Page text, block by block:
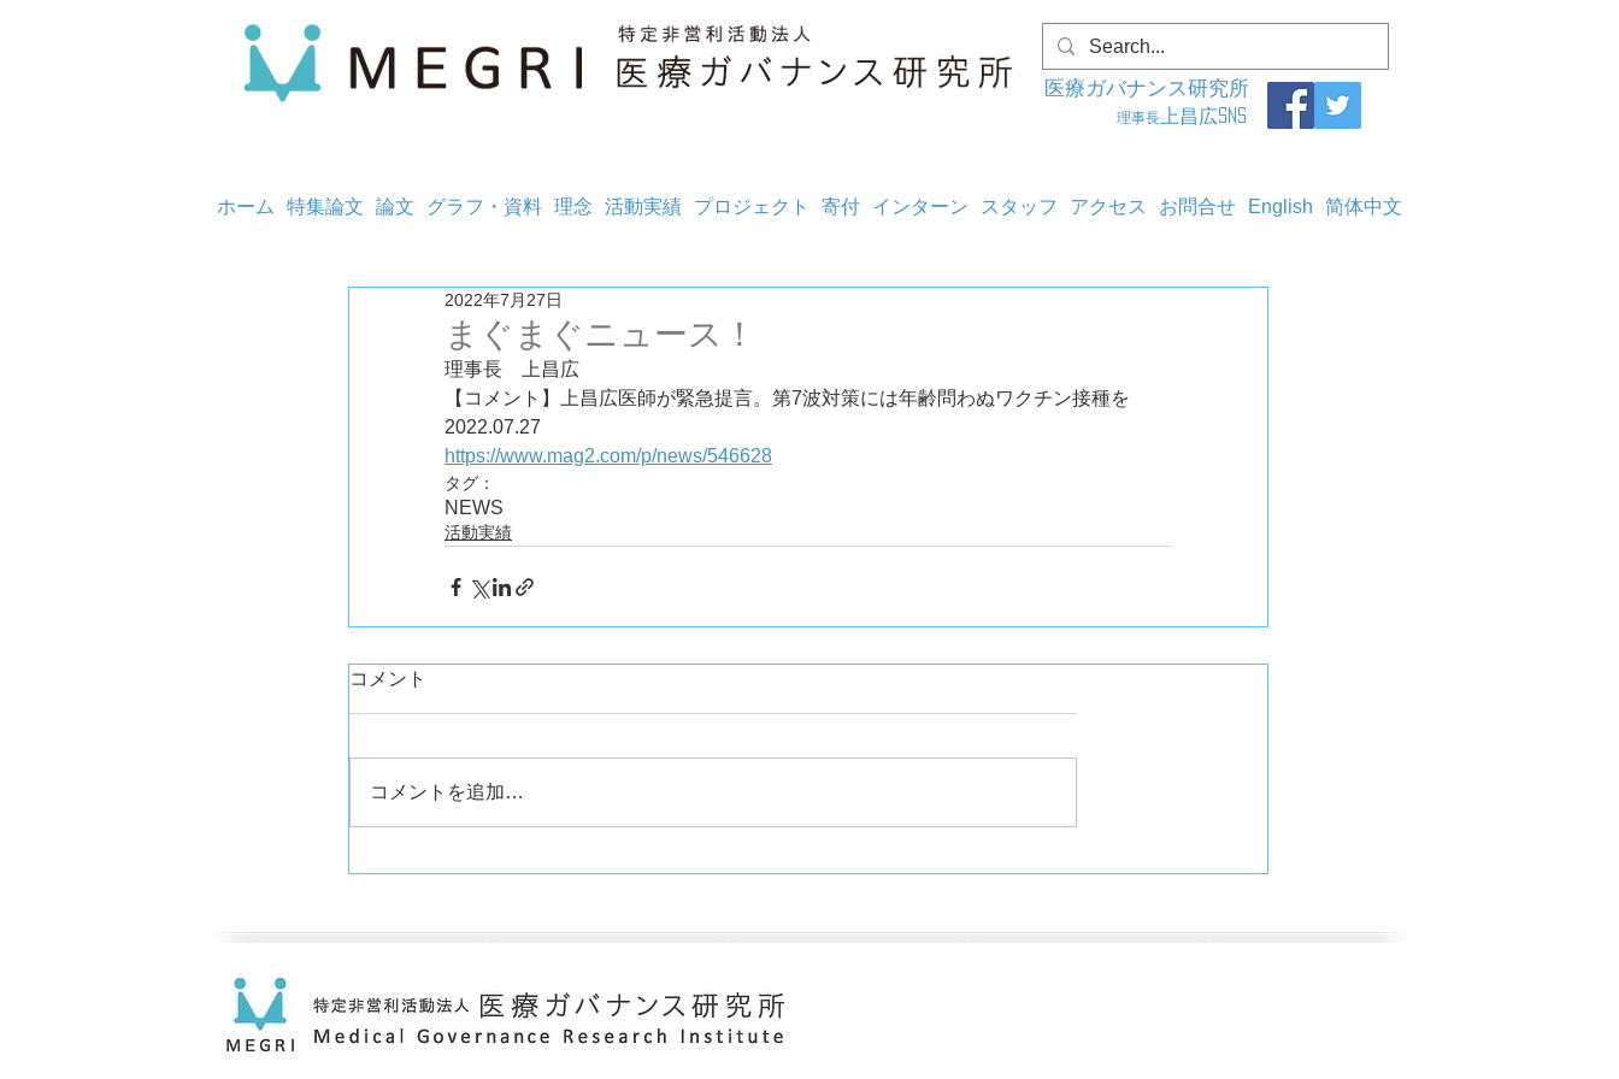
医療ガバナンス研究所
理事長 上昌広SNS
ホーム 特集論文 論文 グラフ・資料 理念 活動実績 プロジェクト 寄付 インターン スタッフ アクセス お問合せ English 简体中文
まぐまぐニュース！
2022年7月27日
理事長　上昌広
【コメント】上昌広医師が緊急提言。第7波対策には年齢問わぬワクチン接種を
2022.07.27
https://www.mag2.com/p/news/546628
タグ：
NEWS
活動実績
コメント
コメントを追加…